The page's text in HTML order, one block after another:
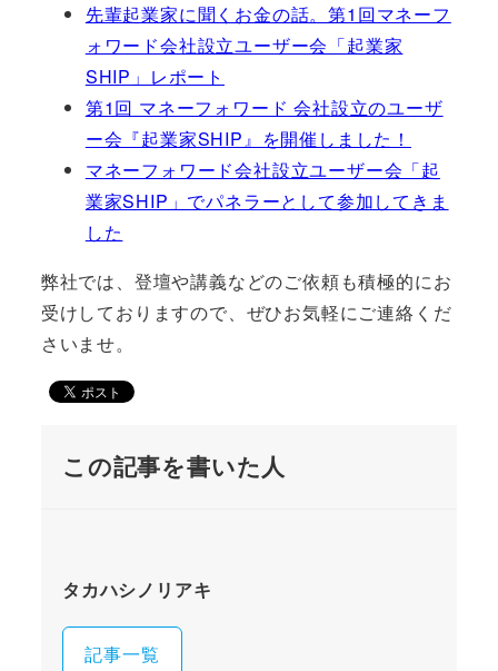
先輩起業家に聞くお金の話。第1回マネーフ
ォワード会社設立ユーザー会「起業家
SHIP」レポート
第1回 マネーフォワード 会社設立のユーザ
ー会『起業家SHIP』を開催しました！
マネーフォワード会社設立ユーザー会「起
業家SHIP」でパネラーとして参加してきま
した
弊社では、登壇や講義などのご依頼も積極的にお
受けしておりますので、ぜひお気軽にご連絡くだ
さいませ。
この記事を書いた人
タカハシノリアキ
記事一覧